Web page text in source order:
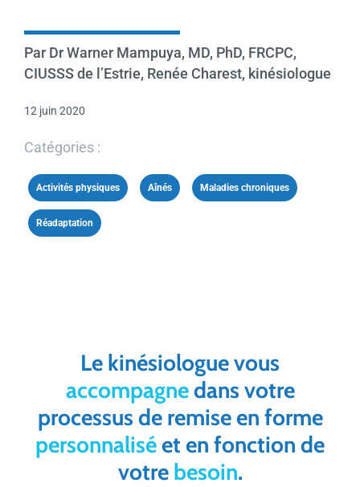
Par Dr Warner Mampuya, MD, PhD, FRCPC,
CIUSSS de l’Estrie, Renée Charest, kinésiologue
12 juin 2020
Catégories :
Activités physiques Aînés Maladies chroniques
Réadaptation
Le kinésiologue vous
accompagnedans votre
processus de remise en forme
personnaliséet en fonction de
votre besoin.